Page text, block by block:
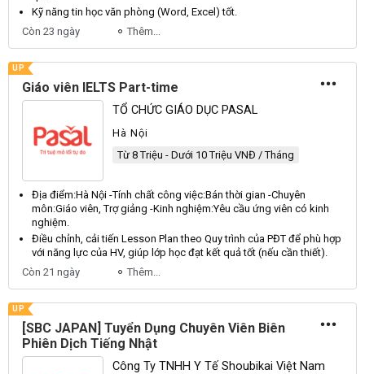
Kỹ năng tin học văn phòng (Word, Excel ) tốt.
Còn 23 ngày
Thêm...
UP
Giáo viên IELTS Part-time
TỔ CHỨC GIÁO DỤC PASAL
Hà Nội
Từ 8 Triệu - Dưới 10 Triệu VNĐ / Tháng
Địa điểm:Hà Nội -Tính chất công việc:Bán thời gian -Chuyên
môn:Giáo viên,Trợgiảng -Kinh nghiệm:Yêu cầu ứng viên có kinh
nghiệm.
Điều chỉnh, cải tiến Lesson Plan theo Quytrình của PĐT để phù hợp
với năng lực của HV, giúp lớp học đạt kết quả tốt (nếu cần thiết).
Còn 21 ngày
Thêm...
UP
[SBC JAPAN] Tuyển Dụng Chuyên Viên Biên
Phiên Dịch Tiếng Nhật
Công Ty TNHH Y Tế Shoubikai Việt Nam